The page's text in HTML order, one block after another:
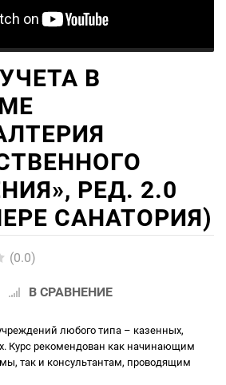
В
РЕД. 2.0
САНАТОРИЯ)
(0.0)
В СРАВНЕНИЕ
любого типа – казенных,
Курс рекомендован как начинающим
так и консультантам, проводящим